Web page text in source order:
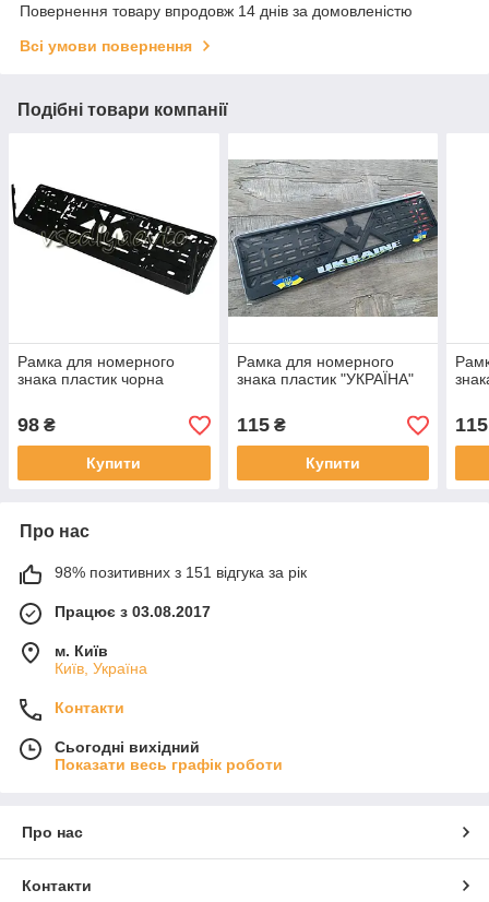
Повернення товару впродовж 14 днів за домовленістю
Всі умови повернення
Подібні товари компанії
Рамка для номерного
знака пластик чорна
98 ₴
Купити
Рамка для номерного
знака пластик "УКРАЇНА"
115₴
Купити
115
Про нас
98% позитивних з 151 відгука за рік
Працює з 03.08.2017
м. Київ
Київ, Україна
Контакти
Сьогодні вихідний
Показати весь графік роботи
Про нас
Контакти